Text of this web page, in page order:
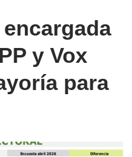
y Vox
para